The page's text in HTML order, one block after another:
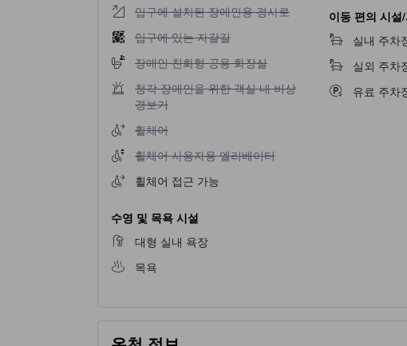
입구에 설치된 장애인용 경사로 이용 불가
입구에 설치된 장애인용 경사로
입구에 있는 자갈길 이용 불가
입구에 있는 자갈길
장애인 친화형 공용 화장실 이용 불가
장애인 친화형 공용 화장실
청각 장애인을 위한 객실 내 비상 경보기 이용 불가
청각 장애인을 위한 객실 내 비상
경보기
휠체어 이용 불가
휠체어
휠체어 사용자용 엘리베이터 이용 불가
휠체어 사용자용 엘리베이터
휠체어 접근 가능
수영 및 목욕 시설
대형 실내 욕장
목욕
이동 편의 시설
실내 주차
실외 주차
유료 주차